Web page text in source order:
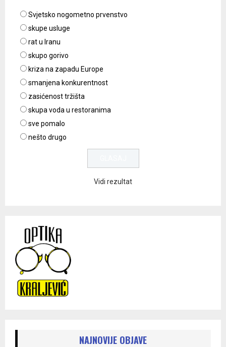
Svjetsko nogometno prvenstvo
skupe usluge
rat u Iranu
skupo gorivo
kriza na zapadu Europe
smanjena konkurentnost
zasićenost tržišta
skupa voda u restoranima
sve pomalo
nešto drugo
Vidi rezultat
NAJNOVIJE OBJAVE